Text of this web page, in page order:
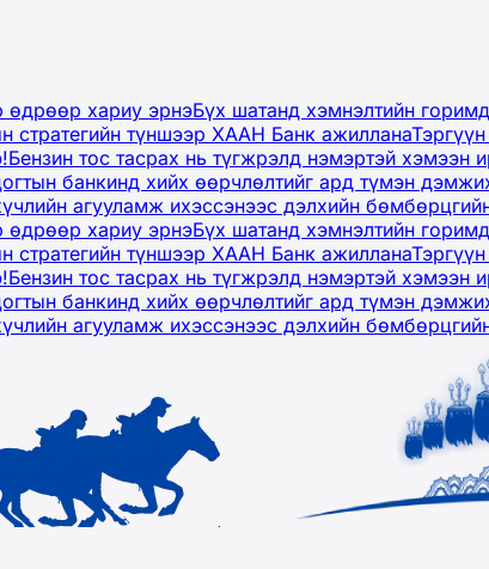
өдрөөр хариу эрнэБүх шатанд хэмнэлтийн
стратегийн түншээр ХААН Банк ажиллана
Бензин тос тасрах нь түгжрэлд нэмэртэй
банкинд хийх өөрчлөлтийг ард түмэн
агууламж ихэссэнээс дэлхийн
өдрөөр хариу эрнэБүх шатанд хэмнэлтийн
стратегийн түншээр ХААН Банк ажиллана
Бензин тос тасрах нь түгжрэлд нэмэртэй
банкинд хийх өөрчлөлтийг ард түмэн
агууламж ихэссэнээс дэлхийн